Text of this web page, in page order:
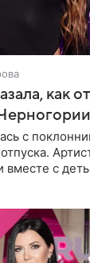
как
с
вместе с